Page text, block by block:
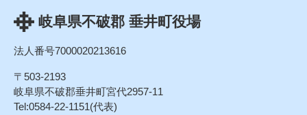
岐阜県不破郡 垂井町役場
法人番号7000020213616
〒503-2193
岐阜県不破郡垂井町宮代2957-11
Tel:0584-22-1151(代表)